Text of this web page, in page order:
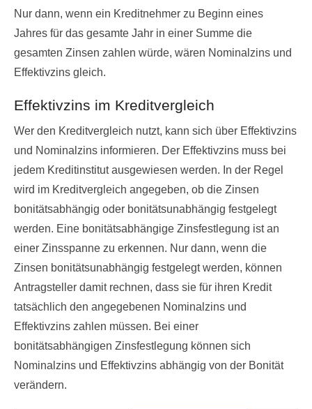
Nur dann, wenn ein Kreditnehmer zu Beginn eines
Jahres für das gesamte Jahr in einer Summe die
gesamten Zinsen zahlen würde, wären Nominalzins und
Effektivzins gleich.
Effektivzins im Kreditvergleich
Wer den Kreditvergleich nutzt, kann sich über Effektivzins
und Nominalzins informieren. Der Effektivzins muss bei
jedem Kreditinstitut ausgewiesen werden. In der Regel
wird im Kreditvergleich angegeben, ob die Zinsen
bonitätsabhängig oder bonitätsunabhängig festgelegt
werden. Eine bonitätsabhängige Zinsfestlegung ist an
einer Zinsspanne zu erkennen. Nur dann, wenn die
Zinsen bonitätsunabhängig festgelegt werden, können
Antragsteller damit rechnen, dass sie für ihren Kredit
tatsächlich den angegebenen Nominalzins und
Effektivzins zahlen müssen. Bei einer
bonitätsabhängigen Zinsfestlegung können sich
Nominalzins und Effektivzins abhängig von der Bonität
verändern.